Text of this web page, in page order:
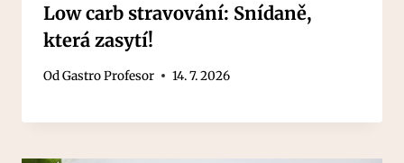
Low carb stravování: Snídaně,
která zasytí!
OdGastro Profesor 14. 7. 2026